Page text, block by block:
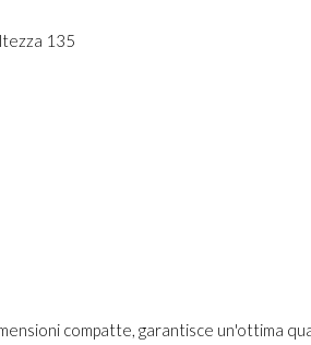
135
compatte, garantisce un'ottima